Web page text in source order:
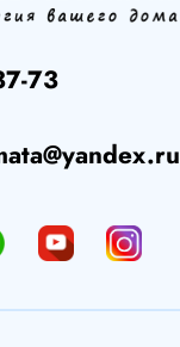
73